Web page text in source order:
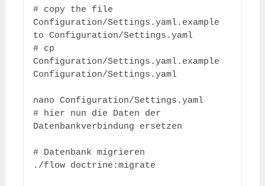
# copy the file
Configuration/Settings.yaml.example
to Configuration/Settings.yaml
# cp
Configuration/Settings.yaml.example
Configuration/Settings.yaml
nano Configuration/Settings.yaml
# hier nun die Daten der
Datenbankverbindung ersetzen
# Datenbank migrieren
./flow doctrine:migrate